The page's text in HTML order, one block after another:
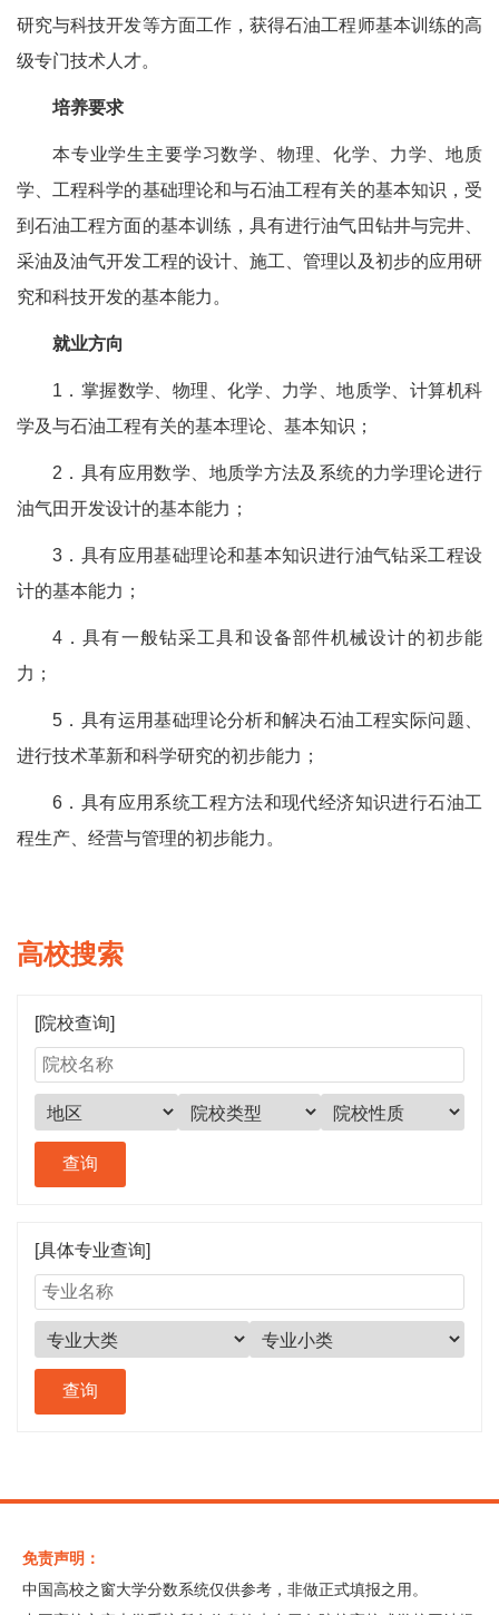
研究与科技开发等方面工作，获得石油工程师基本训练的高
级专门技术人才。
培养要求
本专业学生主要学习数学、物理、化学、力学、地质
学、工程科学的基础理论和与石油工程有关的基本知识，受
到石油工程方面的基本训练，具有进行油气田钻井与完井、
采油及油气开发工程的设计、施工、管理以及初步的应用研
究和科技开发的基本能力。
就业方向
1．掌握数学、物理、化学、力学、地质学、计算机科
学及与石油工程有关的基本理论、基本知识；
2．具有应用数学、地质学方法及系统的力学理论进行
油气田开发设计的基本能力；
3．具有应用基础理论和基本知识进行油气钻采工程设
计的基本能力；
4．具有一般钻采工具和设备部件机械设计的初步能
力；
5．具有运用基础理论分析和解决石油工程实际问题、
进行技术革新和科学研究的初步能力；
6．具有应用系统工程方法和现代经济知识进行石油工
程生产、经营与管理的初步能力。
高校搜索
[院校查询]
[具体专业查询]
免责声明：
中国高校之窗大学分数系统仅供参考，非做正式填报之用。